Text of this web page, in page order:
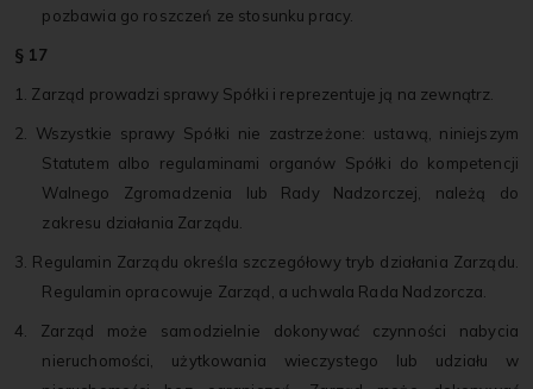
pozbawia go roszczeń ze stosunku pracy.
§ 17
1. Zarząd prowadzi sprawy Spółki i reprezentuje ją na zewnątrz.
2. Wszystkie sprawy Spółki nie zastrzeżone: ustawą, niniejszym
Statutem albo regulaminami organów Spółki do kompetencji
Walnego Zgromadzenia lub Rady Nadzorczej, należą do
zakresu działania Zarządu.
3. Regulamin Zarządu określa szczegółowy tryb działania Zarządu.
Regulamin opracowuje Zarząd, a uchwala Rada Nadzorcza.
4. Zarząd może samodzielnie dokonywać czynności nabycia
nieruchomości, użytkowania wieczystego lub udziału w